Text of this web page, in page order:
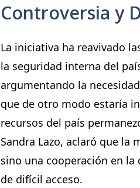
Controversia y
La iniciativa ha reavivado
la seguridad interna del
argumentando la
que de otro modo estaría
recursos del país
Sandra Lazo, aclaró que la
sino una cooperación en la
de difícil acceso.